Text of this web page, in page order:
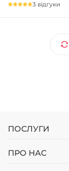
3 відгуки
ПОСЛУГИ
ПРО НАС